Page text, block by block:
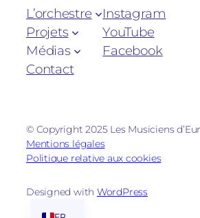
L’orchestre
Projets
Médias
Contact
Instagram
YouTube
Facebook
© Copyright 2025 Les Musiciens
Mentions légales
Politique relative aux cookies
Designed with WordPress
EN